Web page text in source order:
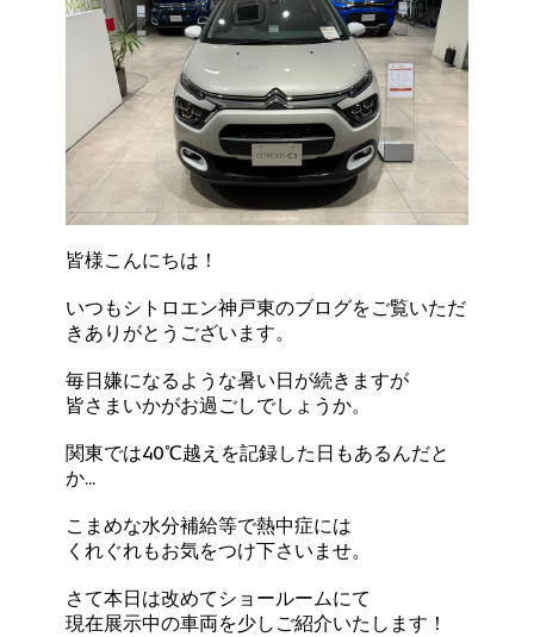
皆様こんにちは！
いつもシトロエン神戸東のブログをご覧いただ
きありがとうございます。
毎日嫌になるような暑い日が続きますが
皆さまいかがお過ごしでしょうか。
関東では40℃越えを記録した日もあるんだと
か...
こまめな水分補給等で熱中症には
くれぐれもお気をつけ下さいませ。
さて本日は改めてショールームにて
現在展示中の車両を少しご紹介いたします！